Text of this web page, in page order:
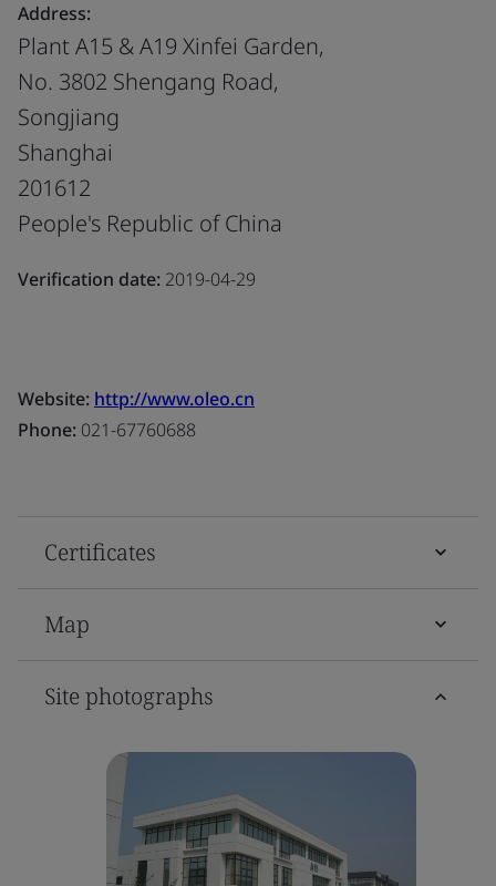
Address:
Plant A15 & A19 Xinfei Garden,
No. 3802 Shengang Road,
Songjiang
Shanghai
201612
People's Republic of China
Verification date: 2019-04-29
Website: http://www.oleo.cn
Phone: 021-67760688
Certificates
Map
Site photographs